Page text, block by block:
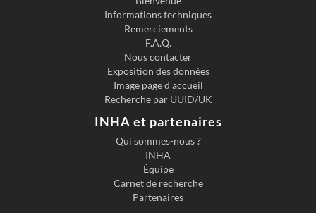
Informations techniques
Remerciements
F.A.Q.
Nous contacter
Exposition des données
Image page d'accueil
Recherche par UUID/UK
INHA et partenaires
Qui sommes-nous ?
INHA
Équipe
Carnet de recherche
Partenaires